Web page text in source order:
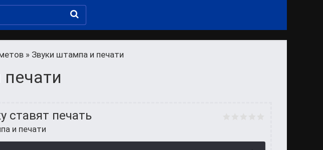
» Звуки штампа и печати
ставят печать
и печати